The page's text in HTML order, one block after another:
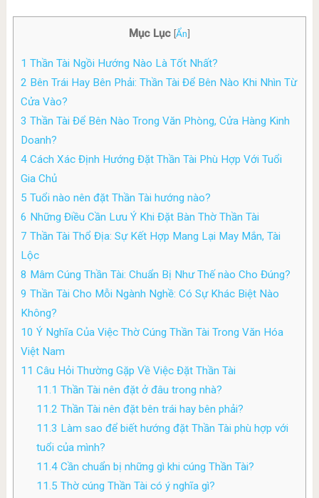
Mục Lục [Ẩn]
1 Thần Tài Ngồi Hướng Nào Là Tốt Nhất?
2 Bên Trái Hay Bên Phải: Thần Tài Để Bên Nào Khi Nhìn Từ
Cửa Vào?
3 Thần Tài Để Bên Nào Trong Văn Phòng, Cửa Hàng Kinh
Doanh?
4Cách Xác Định Hướng Đặt Thần Tài Phù Hợp Với Tuổi
Gia Chủ
5 Tuổi nào nên đặt Thần Tài hướng nào?
6 Những Điều Cần Lưu Ý Khi Đặt Bàn Thờ Thần Tài
7 Thần Tài Thổ Địa: Sự Kết Hợp Mang Lại May Mắn, Tài
Lộc
8 Mâm Cúng Thần Tài: Chuẩn Bị Như Thế nào Cho Đúng?
9 Thần Tài Cho Mỗi Ngành Nghề: Có Sự Khác Biệt Nào
Không?
10 Ý Nghĩa Của Việc Thờ Cúng Thần Tài Trong Văn Hóa
Việt Nam
11 Câu Hỏi Thường Gặp Về Việc Đặt Thần Tài
11.1 Thần Tài nên đặt ở đâu trong nhà?
11.2 Thần Tài nên đặt bên trái hay bên phải?
11.3 Làm sao để biết hướng đặt Thần Tài phù hợp với
tuổi của mình?
11.4 Cần chuẩn bị những gì khi cúng Thần Tài?
11.5 Thờ cúng Thần Tài có ý nghĩa gì?